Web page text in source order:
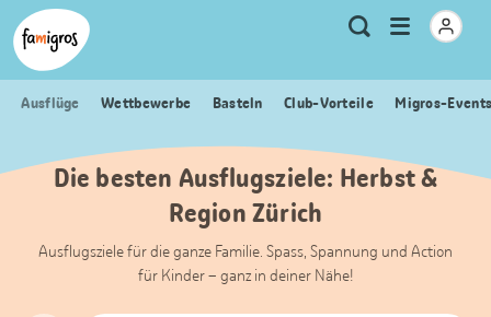
Sprungmarken
Navigation
Header
Logo
Meta
Navigation
Suche
Menu
öffnen
Ausflüge Wettbewerbe Basteln Club-Vorteile Migros-
Die besten Ausflugsziele: Herbst &
Region Zürich
Ausflugsziele für die ganze Familie. Spass, Spannung und Action
für Kinder – ganz in deiner Nähe!